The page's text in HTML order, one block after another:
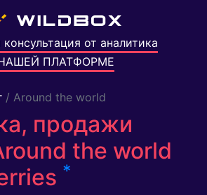
консультация от аналитика
ПЛАТФОРМЕ
/ Around the world
продажи
the world
*